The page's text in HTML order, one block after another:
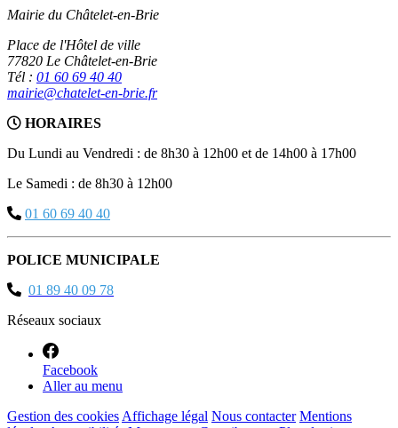
Mairie du Châtelet-en-Brie
Place de l'Hôtel de ville
77820 Le Châtelet-en-Brie
Tél : 01 60 69 40 40
mairie@chatelet-en-brie.fr
HORAIRES
Du Lundi au Vendredi : de 8h30 à 12h00 et de 14h00 à 17h00
Le Samedi : de 8h30 à 12h00
01 60 69 40 40
POLICE MUNICIPALE
01 89 40 09 78
Réseaux sociaux
Facebook
Aller au menu
Gestion des cookies Affichage légal Nous contacter Mentions